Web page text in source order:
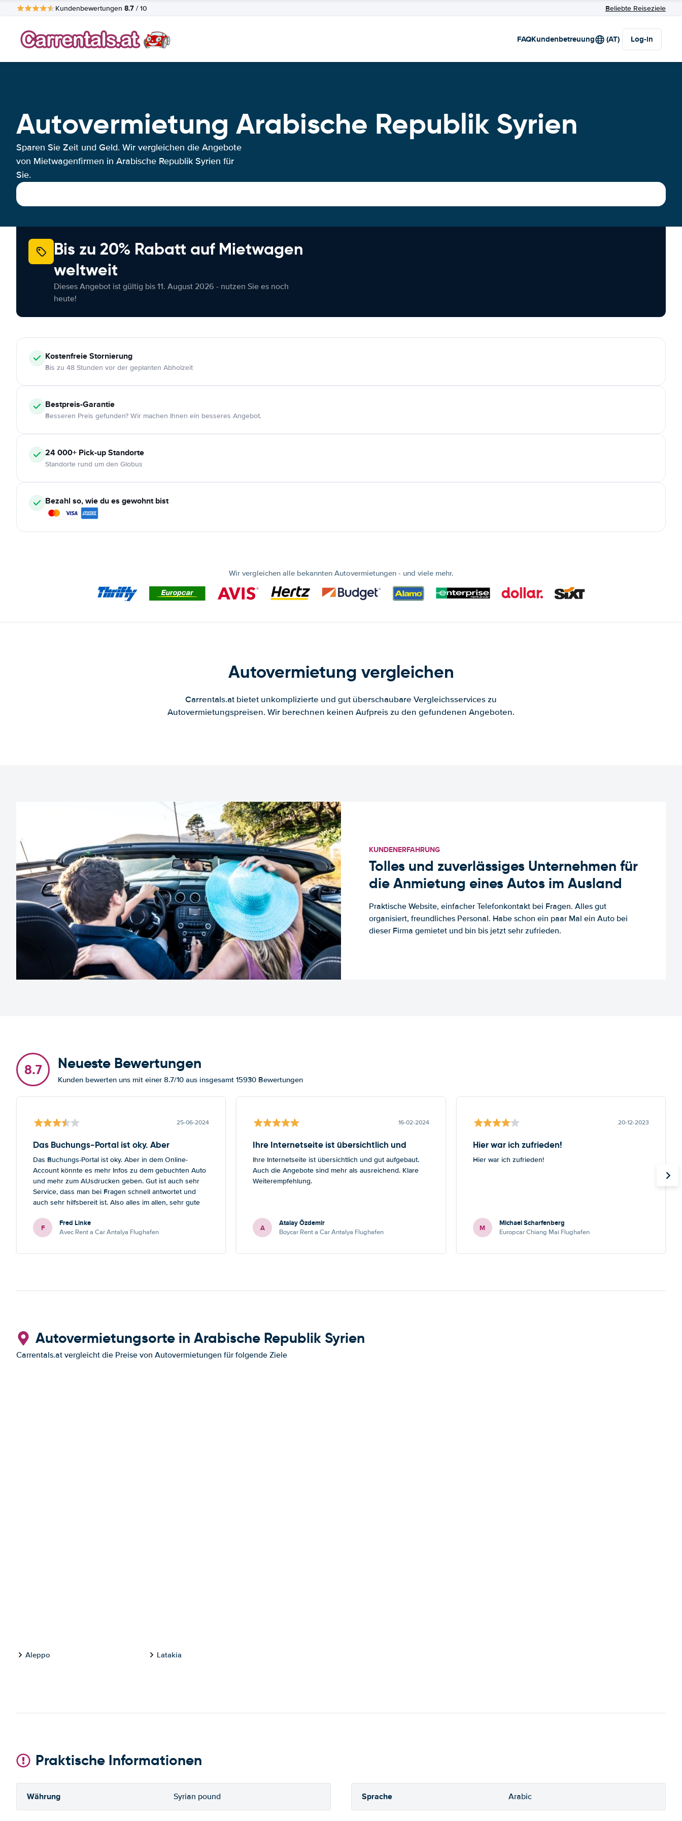
Kundenbewertungen 8.7 / 10 Beliebte Reiseziele
FAQKundenbetreuung (AT) Log-in
Autovermietung Arabische Republik Syrien
Sparen Sie Zeit und Geld. Wir vergleichen die Angebote
von Mietwagenfirmen in Arabische Republik Syrien für
Sie.
Bis zu 20% Rabatt auf Mietwagen
weltweit
Dieses Angebot ist gültig bis 11. August 2026 - nutzen Sie es noch
heute!
KostenfreieStornierung
Bis zu 48 Stunden vor der geplanten Abholzeit
Bestpreis-Garantie
Besseren Preis gefunden? Wir machen Ihnen ein besseres Angebot.
24 000+ Pick-up Standorte
Standorte rund um den Globus
Bezahl so, wie du es gewohnt bist
Wir vergleichen alle bekannten Autovermietungen - und viele mehr.
Autovermietung vergleichen
Carrentals.at bietet unkomplizierte und gut überschaubare Vergleichsservices zu
Autovermietungspreisen. Wir berechnen keinen Aufpreis zu den gefundenen Angeboten.
KUNDENERFAHRUNG
Tolles und zuverlässiges Unternehmen für
die Anmietung eines Autos im Ausland
Praktische Website, einfacher Telefonkontakt bei Fragen. Alles gut
organisiert, freundliches Personal. Habe schon ein paar Mal ein Auto bei
dieser Firma gemietet und bin bis jetzt sehr zufrieden.
8.7 Neueste Bewertungen
Kunden bewerten uns mit einer 8.7/10 aus insgesamt 15930 Bewertungen
25-06-2024
Das Buchungs-Portal ist oky. Aber
Das Buchungs-Portal ist oky. Aber in dem Online-
Account könnte es mehr Infos zu dem gebuchten Auto
und mehr zum AUsdrucken geben. Gut ist auch sehr
Service, dass man bei Fragen schnell antwortet und
auch sehr hilfsbereit ist. Also alles im allen, sehr gute
Mietautovermittler auch für künftige Buchungen
abgespeichert.
F Fred Linke
Avec Rent a Car Antalya Flughafen
16-02-2024
Ihre Internetseite ist übersichtlich und
Ihre Internetseite ist übersichtlich und gut aufgebaut.
Auch die Angebote sind mehr als ausreichend. Klare
Weiterempfehlung.
A Atalay Özdemir
Boycar Rent a Car Antalya Flughafen
20-12-2023
Hier war ich zufrieden!
Hier war ich zufrieden!
M Michael Scharfenberg
Europcar Chiang Mai Flughafen
Autovermietungsorte in Arabische Republik Syrien
Carrentals.at vergleicht die Preise von Autovermietungen für folgende Ziele
Aleppo Latakia
Praktische Informationen
Währung Syrian pound Sprache Arabic